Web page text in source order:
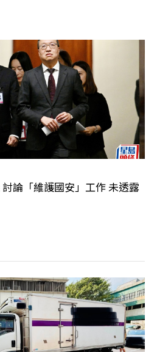
論「維護國安」工作 未透露